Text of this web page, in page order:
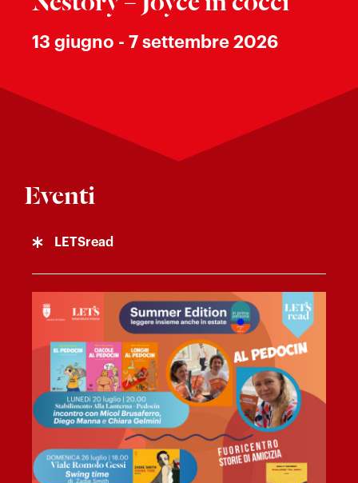
13 giugno - 7 settembre 2026
Eventi
LETSread